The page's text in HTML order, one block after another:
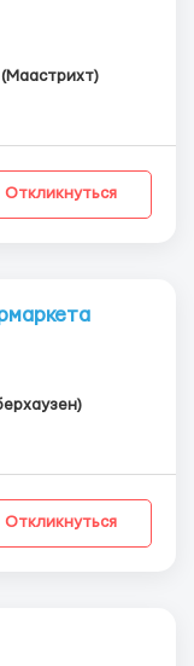
Откликнуться
Откликнуться